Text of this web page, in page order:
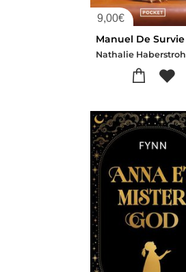
9,00€
Nathalie Haberstroh